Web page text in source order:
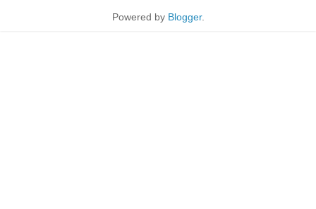
Powered by Blogger.